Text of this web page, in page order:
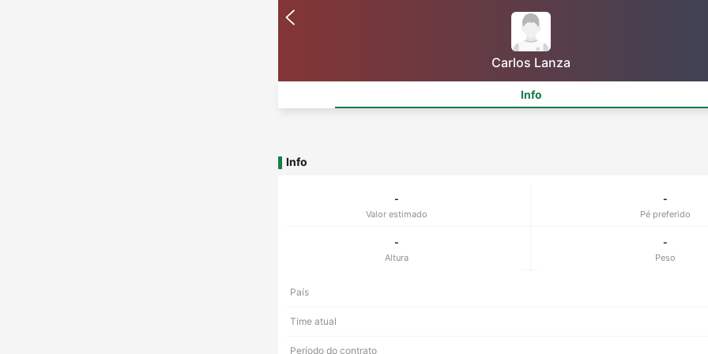
Carlos Lanza
Info
Info
-
Valor estimado
-
Pé preferido
-
Altura
-
Peso
País
Time atual
Período do contrato